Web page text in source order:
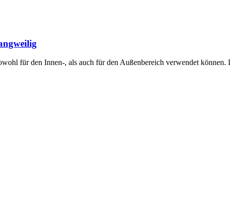
für den Innen-, als auch für den Außenbereich verwendet